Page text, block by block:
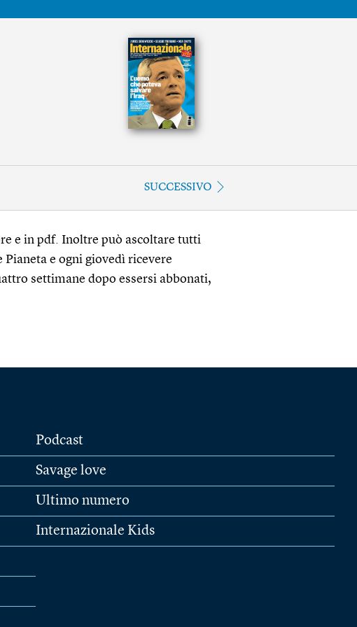
SUCCESSIVO
e in pdf. Inoltre può ascoltare tutti
e ogni giovedì ricevere
settimane dopo essersi abbonati,
Podcast
Savage love
Ultimo numero
Internazionale Kids